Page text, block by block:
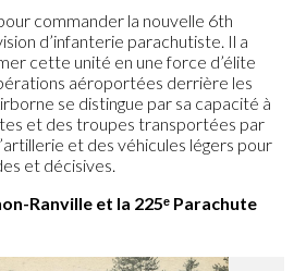
commander la nouvelle 6th
d’infanterie parachutiste. Il a
cette unité en une force d’élite
aéroportées derrière les
se distingue par sa capacité à
et des troupes transportées par
et des véhicules légers pour
et décisives.
Ranville et la 225ᵉ Parachute